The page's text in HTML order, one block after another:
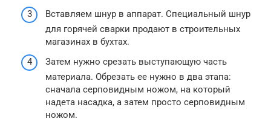
Вставляем шнур в аппарат. Специальный шнур
для горячей сварки продают в строительных
магазинах в бухтах.
Затем нужно срезать выступающую часть
материала. Обрезать ее нужно в два этапа:
сначала серповидным ножом, на который
надета насадка, а затем просто серповидным
ножом.